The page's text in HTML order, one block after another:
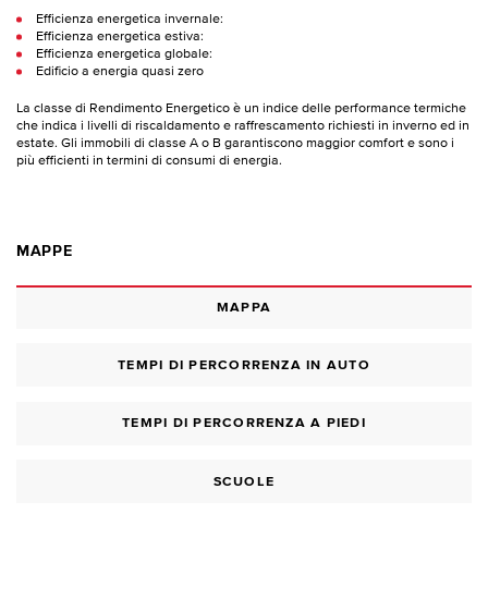
Efficienza energetica invernale:
Efficienza energetica estiva:
Efficienza energetica globale:
Edificio a energia quasi zero
La classe di Rendimento Energetico è un indice delle performance termiche
che indica i livelli di riscaldamento e raffrescamento richiesti in inverno ed in
estate. Gli immobili di classe A o B garantiscono maggior comfort e sono i
più efficienti in termini di consumi di energia.
MAPPE
MAPPA
TEMPI DI PERCORRENZA IN AUTO
TEMPI DI PERCORRENZA A PIEDI
SCUOLE